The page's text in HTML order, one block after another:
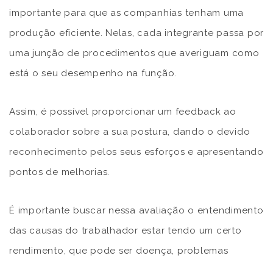
importante para que as companhias tenham uma
produção eficiente. Nelas, cada integrante passa por
uma junção de procedimentos que averiguam como
está o seu desempenho na função.
Assim, é possível proporcionar um feedback ao
colaborador sobre a sua postura, dando o devido
reconhecimento pelos seus esforços e apresentando
pontos de melhorias.
É importante buscar nessa avaliação o entendimento
das causas do trabalhador estar tendo um certo
rendimento, que pode ser doença, problemas